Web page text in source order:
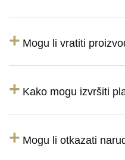
+ Mogu li vratiti
+ Kako mogu izvršiti
+ Mogu li otkazati